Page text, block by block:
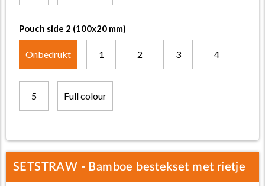
Pouch side 2 (100x20 mm)
Onbedrukt 1 2 3 4
5 Full colour
SETSTRAW - Bamboe bestekset met rietje